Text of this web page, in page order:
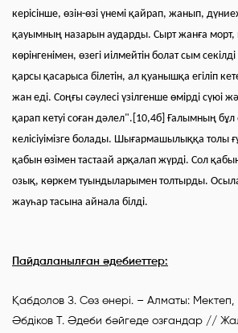
керісінше, өзін-өзі үнемі қайрап, жанып,
қауымның назарын аударды. Сырт жанға морт,
көрінгенімен, өзегі иілмейтін болат сым
қарсы қасарыса білетін, ал қуанышқа егіліп
жан еді. Соңғы сәулесі үзілгенше өмірді сүюі
қарап кетуі соған дәлел".[10,4б] Ғалымның
келісіуімізге болады. Шығармашылыққа толы
қабын өзімен тастаай арқалап жүрді. Сол
озық, көркем туындыларымен толтырды.
жауһар тасына айнала білді.
Пайдаланылған әдебиеттер:
Қабдолов З. Сөз өнері. – Алматы: Мектеп,
Әбдіков Т. Әдеби бәйгеде озғандар //